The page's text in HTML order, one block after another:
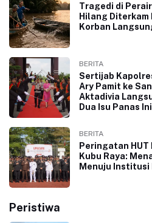
Tragedi di
Hilang Diterkam
Korban
BERITA
Sertijab
Ary Pamit ke
Aktadivia
Dua Isu Panas
BERITA
Peringatan
Kubu Raya:
Menuju Institusi
Peristiwa